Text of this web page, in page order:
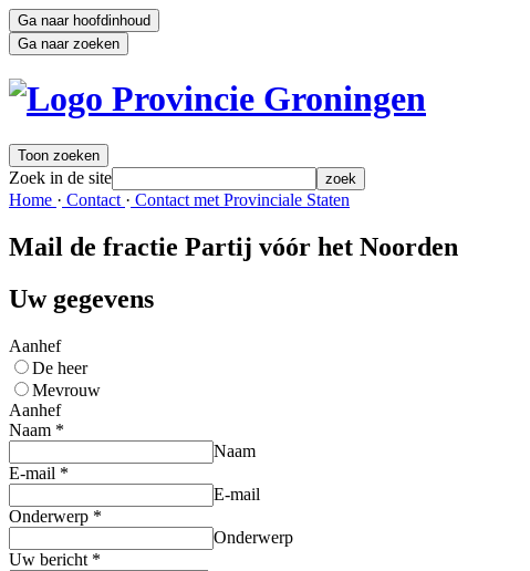
Ga naar hoofdinhoud
Ga naar zoeken
Toon zoeken
Zoek in de site zoek
Home · Contact · Contact met Provinciale Staten
Mail de fractie Partij vóór het Noorden
Uw gegevens
Aanhef
De heer
Mevrouw
Aanhef
Naam *
Naam
E-mail *
E-mail
Onderwerp *
Onderwerp
Uw bericht *